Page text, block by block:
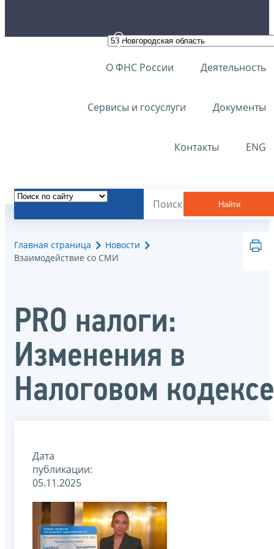
О ФНС России Деятельность
Сервисы и госуслуги Документы
Контакты ENG
Найти
Главная страница
Новости
Взаимодействие со СМИ
PRO налоги:
Изменения в
Налоговом кодексе
Дата
публикации:
05.11.2025